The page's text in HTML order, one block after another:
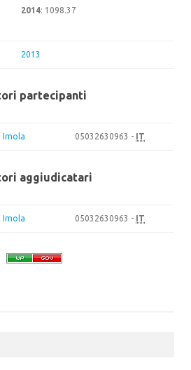
2014: 1098.37
2013
partecipanti
Imola 05032630963 - IT
aggiudicatari
Imola 05032630963 - IT